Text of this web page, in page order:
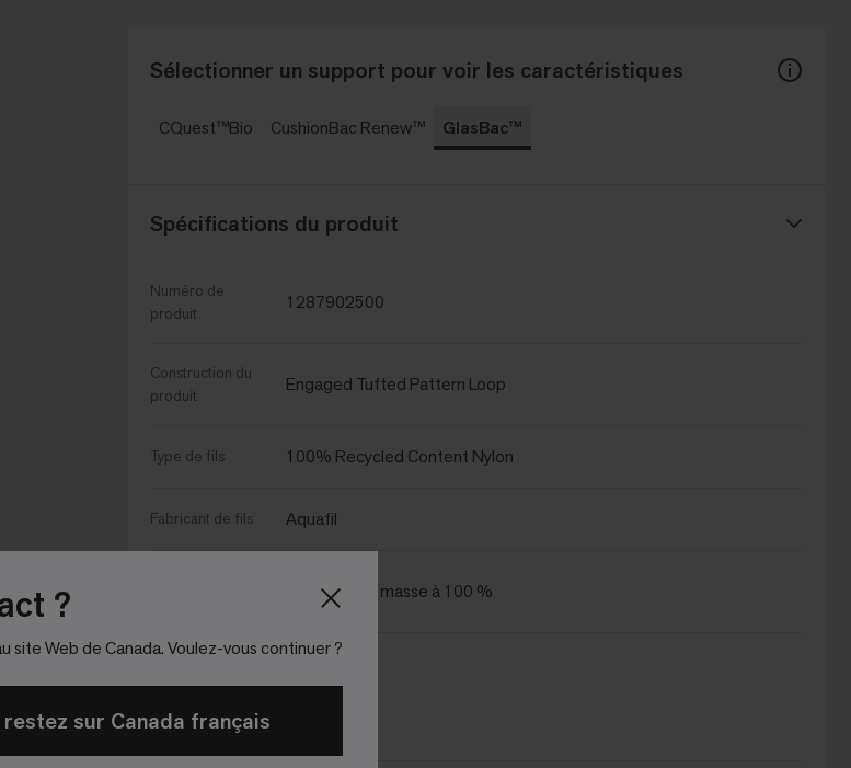
?
site Web de Canada. Voulez-vous continuer ?
restez sur Canada français
Sélectionner un support pour voir les caractéristiques
CQuest™Bio CushionBac Renew™ GlasBac™
Spécifications du produit
Numéro de
produit
1287902500
Construction du
produit
Engaged Tufted Pattern Loop
Type de fils 100% Recycled Content Nylon
Fabricant de fils Aquafil
Teint dans la masse à 100 %
contre la
taches